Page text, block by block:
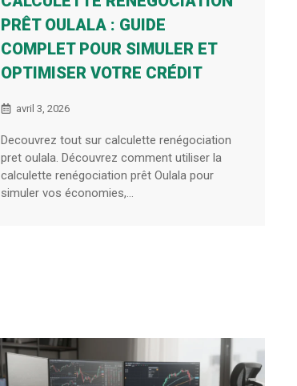
PRÊT OULALA : GUIDE
COMPLET POUR SIMULER ET
OPTIMISER VOTRE CRÉDIT
avril 3, 2026
Decouvrez tout sur calculette renégociation
pret oulala. Découvrez comment utiliser la
calculette renégociation prêt Oulala pour
simuler vos économies,...